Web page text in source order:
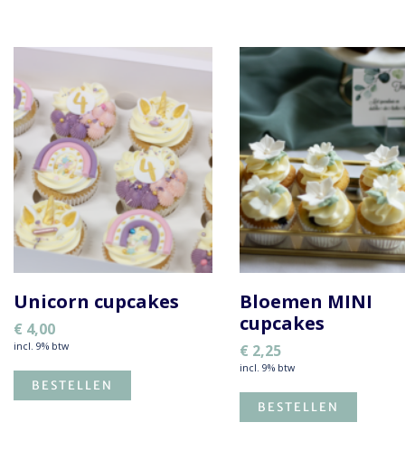
Unicorn cupcakes
€ 4,00
incl. 9% btw
BESTELLEN
Bloemen MINI
cupcakes
€ 2,25
incl. 9% btw
BESTELLEN